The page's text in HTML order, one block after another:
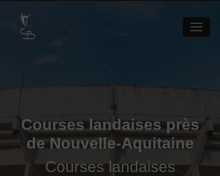
Courses landaises près
de Nouvelle-Aquitaine
Courses landaises